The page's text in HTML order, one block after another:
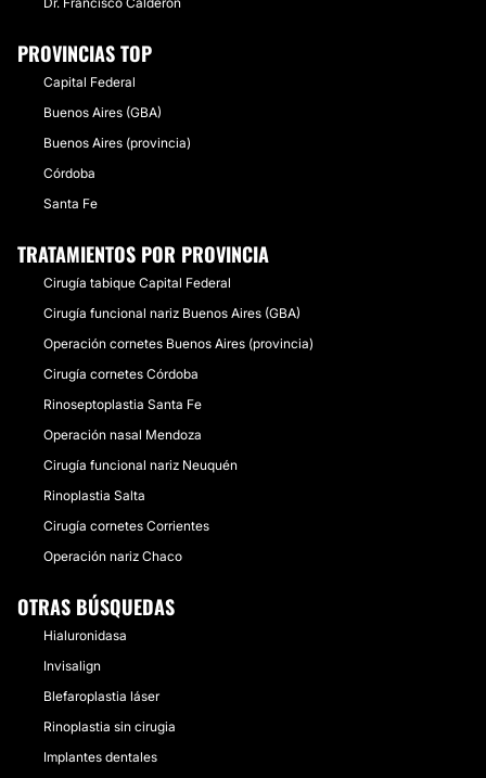
PROVINCIAS TOP
Capital Federal
Buenos Aires (GBA)
Buenos Aires (provincia)
Córdoba
Santa Fe
TRATAMIENTOS POR PROVINCIA
Cirugía tabique Capital Federal
Cirugía funcional nariz Buenos Aires (GBA)
Operación cornetes Buenos Aires (provincia)
Cirugía cornetes Córdoba
Rinoseptoplastia Santa Fe
Operación nasal Mendoza
Cirugía funcional nariz Neuquén
Rinoplastia Salta
Cirugía cornetes Corrientes
Operación nariz Chaco
OTRAS BÚSQUEDAS
Hialuronidasa
Invisalign
Blefaroplastia láser
Rinoplastia sin cirugia
Implantes dentales